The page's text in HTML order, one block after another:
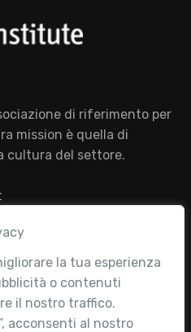
la tua esperienza
o contenuti
il nostro traffico.
acconsenti al nostro
di riferimento per
mission è quella di
cultura del settore.